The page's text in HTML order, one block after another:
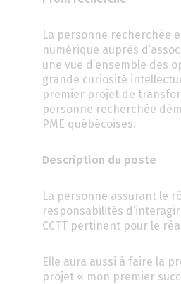
La personne recherchée
numérique auprès
une vue d’ensemble des
grande curiosité
premier projet de
personne recherchée
PME québécoises.
Description du poste
La personne assurant le
responsabilités
CCTT pertinent pour le
Elle aura aussi à faire la
projet « mon premier